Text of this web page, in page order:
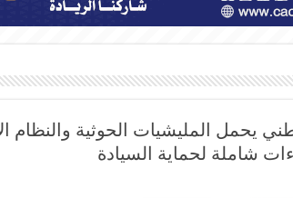
يحمل المليشيات الحوثية والنظام
شاملة لحماية السيادة